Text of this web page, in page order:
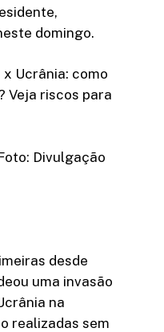
domingo.
x Ucrânia: como
Veja riscos para
Divulgação
desde
uma invasão
na
realizadas sem